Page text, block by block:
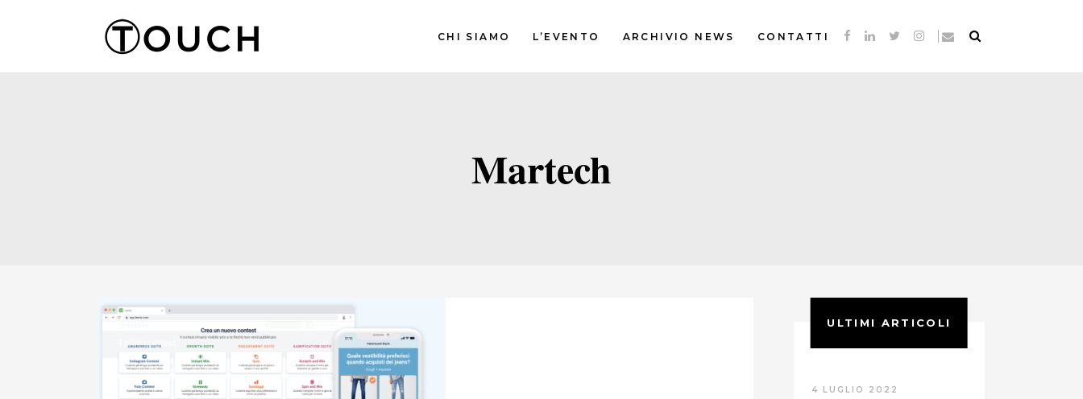
CHI SIAMO L’EVENTO ARCHIVIO NEWS CONTATTI
Martech
ULTIMI ARTICOLI
4 LUGLIO 2022